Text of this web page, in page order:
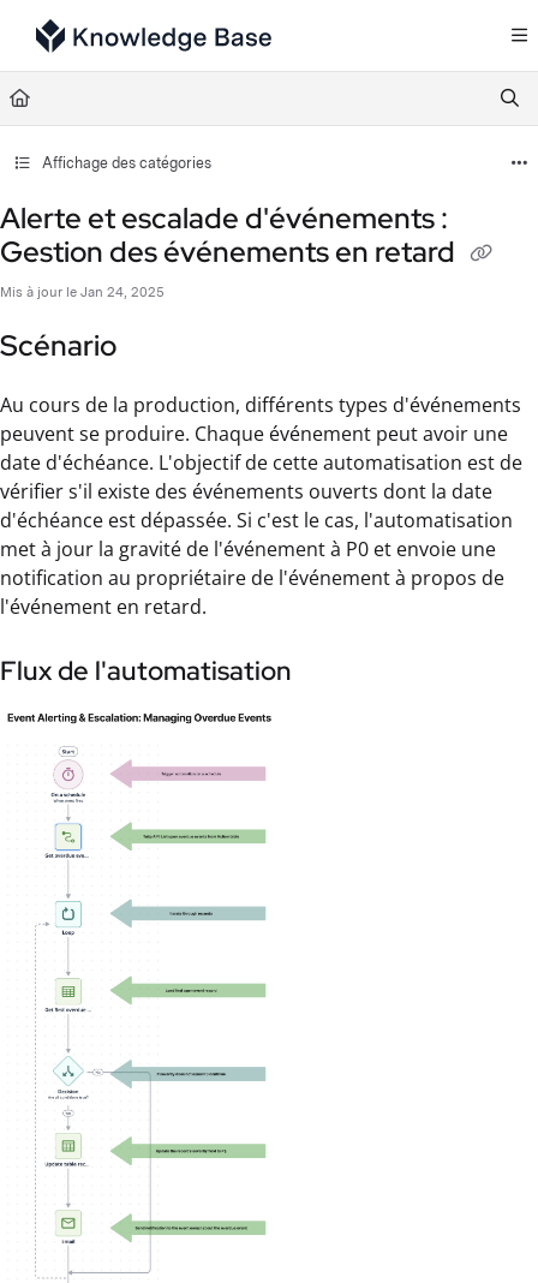
Documentation Index
Fetch the complete documentation index at:
Use this file to discover all available pages before exploring further.
Affichage des catégories
Alerte et escalade d'événements :
Gestion des événements en retard
Mis à jour le Jan 24, 2025
Scénario
Au cours de la production, différents types d'événements
peuvent se produire. Chaque événement peut avoir une
date d'échéance. L'objectif de cette automatisation est de
vérifier s'il existe des événements ouverts dont la date
d'échéance est dépassée. Si c'est le cas, l'automatisation
met à jour la gravité de l'événement à P0 et envoie une
notification au propriétaire de l'événement à propos de
l'événement en retard.
Flux de l'automatisation